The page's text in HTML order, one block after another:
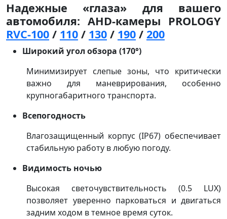
Надежные «глаза» для вашего
автомобиля: AHD-камеры PROLOGY
RVC-100 / 110 / 130 / 190 / 200
Широкий угол обзора (170°)
Минимизирует слепые зоны, что критически
важно для маневрирования, особенно
крупногабаритного транспорта.
Всепогодность
Влагозащищенный корпус (IP67) обеспечивает
стабильную работу в любую погоду.
Видимость ночью
Высокая светочувствительность (0.5 LUX)
позволяет уверенно парковаться и двигаться
задним ходом в темное время суток.